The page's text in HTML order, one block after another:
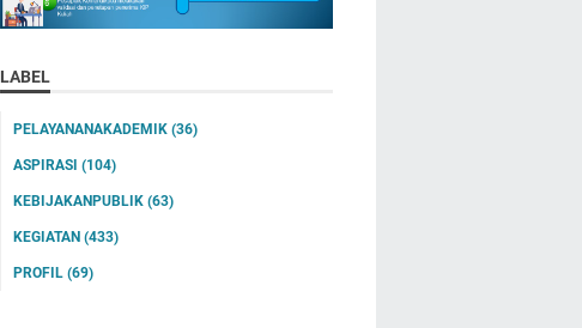
LABEL
PELAYANANAKADEMIK (36)
ASPIRASI (104)
KEBIJAKANPUBLIK (63)
KEGIATAN (433)
PROFIL (69)